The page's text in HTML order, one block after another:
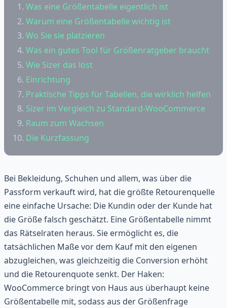
Was eine Größentabelle eigentlich ist
Warum eine Größentabelle wichtig ist
Wo Sie sie platzieren
Was ein gutes Tool für Größenratgeber braucht
Wie Sizer das löst
Einrichtung
Praktische Tipps für Tabellen, die wirklich helfen
Sizer im Vergleich zu Standard-WooCommerce
Raum zum Wachsen
Die Kurzfassung
Bei Bekleidung, Schuhen und allem, was über die
Passform verkauft wird, hat die größte Retourenquelle
eine einfache Ursache: Die Kundin oder der Kunde hat
die Größe falsch geschätzt. Eine Größentabelle nimmt
das Rätselraten heraus. Sie ermöglicht es, die
tatsächlichen Maße vor dem Kauf mit den eigenen
abzugleichen, was gleichzeitig die Conversion erhöht
und die Retourenquote senkt. Der Haken:
WooCommerce bringt von Haus aus überhaupt keine
Größentabelle mit, sodass aus der Größenfrage